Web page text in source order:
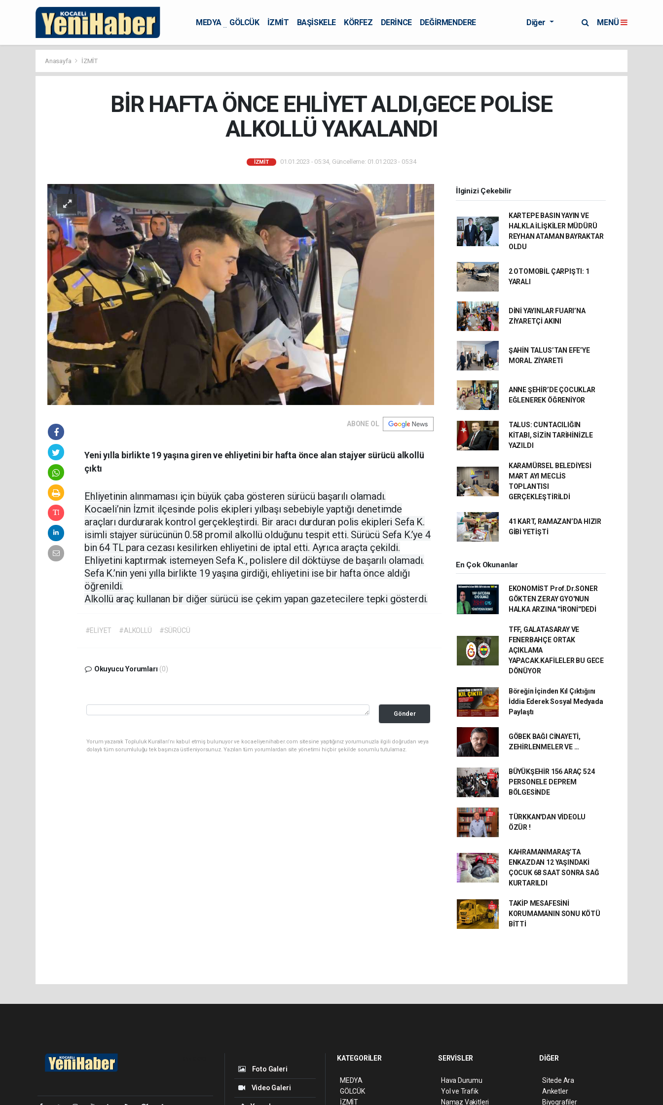
MEDYA GÖLCÜK İZMİT BAŞİSKELE KÖRFEZ DERİNCE
DEĞİRMENDERE
Diğer MENÜ
Anasayfa İZMİT
BİR HAFTA ÖNCE EHLİYET ALDI,GECE POLİSE
ALKOLLÜ YAKALANDI
İZMİT 01.01.2023 - 05:34, Güncelleme: 01.01.2023 - 05:34
ABONE OL
Yeni yılla birlikte 19 yaşına giren ve ehliyetini bir hafta önce alan stajyer sürücü alkollü
çıktı
Ehliyetinin alınmaması için büyük çaba gösteren sürücü başarılı olamadı.
Kocaeli’nin İzmit ilçesinde polis ekipleri yılbaşı sebebiyle yaptığı denetimde
araçları durdurarak kontrol gerçekleştirdi. Bir aracı durduran polis ekipleri Sefa K.
isimli stajyer sürücünün 0.58 promil alkollü olduğunu tespit etti. Sürücü Sefa K.’ye 4
bin 64 TL para cezası kesilirken ehliyetini de iptal etti. Ayrıca araçta çekildi.
Ehliyetini kaptırmak istemeyen Sefa K., polislere dil döktüyse de başarılı olamadı.
Sefa K.’nin yeni yılla birlikte 19 yaşına girdiği, ehliyetini ise bir hafta önce aldığı
öğrenildi.
Alkollü araç kullanan bir diğer sürücü ise çekim yapan gazetecilere tepki gösterdi.
#ELİYET #ALKOLLÜ #SÜRÜCÜ
Okuyucu Yorumları (0)
Gönder
Yorum yazarak Topluluk Kuralları’nı kabul etmiş bulunuyor ve kocaeliyenihaber.com sitesine yaptığınız yorumunuzla ilgili doğrudan veya
dolaylı tüm sorumluluğu tek başınıza üstleniyorsunuz. Yazılan tüm yorumlardan site yönetimi hiçbir şekilde sorumlu tutulamaz.
İlginizi Çekebilir
KARTEPE BASIN YAYIN VE
HALKLA İLİŞKİLER MÜDÜRÜ
REYHAN ATAMAN BAYRAKTAR
OLDU
2 OTOMOBİL ÇARPIŞTI: 1
YARALI
DİNİ YAYINLAR FUARI’NA
ZİYARETÇİ AKINI
ŞAHİN TALUS’TAN EFE’YE
MORAL ZİYARETİ
ANNE ŞEHİR’DE ÇOCUKLAR
EĞLENEREK ÖĞRENİYOR
TALUS: CUNTACILIĞIN
KİTABI, SİZİN TARİHİNİZLE
YAZILDI
KARAMÜRSEL BELEDİYESİ
MART AYI MECLİS
TOPLANTISI
GERÇEKLEŞTİRİLDİ
41 KART, RAMAZAN’DA HIZIR
GİBİ YETİŞTİ
En Çok Okunanlar
EKONOMİST Prof.Dr.SONER
GÖKTEN ZERAY GYO'NUN
HALKA ARZINA ''İRONİ''DEDİ
TFF, GALATASARAY VE
FENERBAHÇE ORTAK
AÇIKLAMA
YAPACAK.KAFİLELER BU GECE
DÖNÜYOR
Böreğin İçinden Kıl Çıktığını
İddia Ederek Sosyal Medyada
Paylaştı
GÖBEK BAĞI CİNAYETİ,
ZEHİRLENMELER VE …
BÜYÜKŞEHİR 156 ARAÇ 524
PERSONELE DEPREM
BÖLGESİNDE
TÜRKKAN'DAN VİDEOLU
ÖZÜR !
KAHRAMANMARAŞ’TA
ENKAZDAN 12 YAŞINDAKİ
ÇOCUK 68 SAAT SONRA SAĞ
KURTARILDI
TAKİP MESAFESİNİ
KORUMAMANIN SONU KÖTÜ
BİTTİ
Foto Galeri
Video Galeri
KATEGORİLER
MEDYA
GÖLCÜK
İZMİT
SERVİSLER
Hava Durumu
Yol ve Trafik
Namaz Vakitleri
DİĞER
Sitede Ara
Anketler
Biyografiler